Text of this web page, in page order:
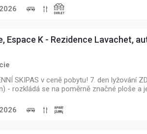
Espace K - Rezidence Lavachet,
SKIPAS v ceně pobytu! 7. den lyžování
- rozkládá se na poměrně značné ploše a